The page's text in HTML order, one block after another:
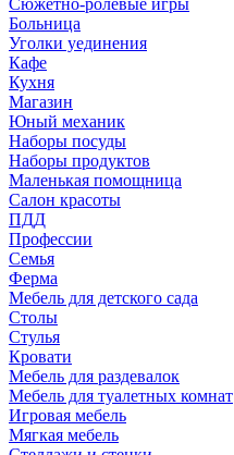
Сюжетно-ролевые игры
Больница
Уголки уединения
Кафе
Кухня
Магазин
Юный механик
Наборы посуды
Наборы продуктов
Маленькая помощница
Салон красоты
ПДД
Профессии
Семья
Ферма
Мебель для детского сада
Столы
Cтулья
Кровати
Мебель для раздевалок
Мебель для туалетных комнат
Игровая мебель
Мягкая мебель